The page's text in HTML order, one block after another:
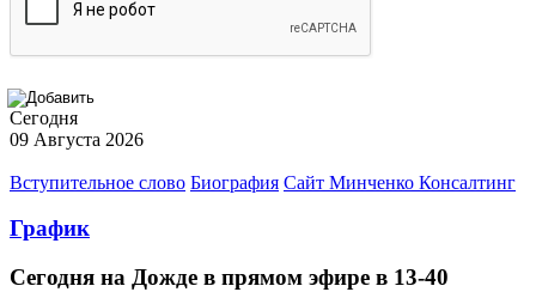
Сегодня
09 Августа 2026
Вступительное слово Биография Сайт Минченко Консалтинг
График
Сегодня на Дожде в прямом эфире в 13-40